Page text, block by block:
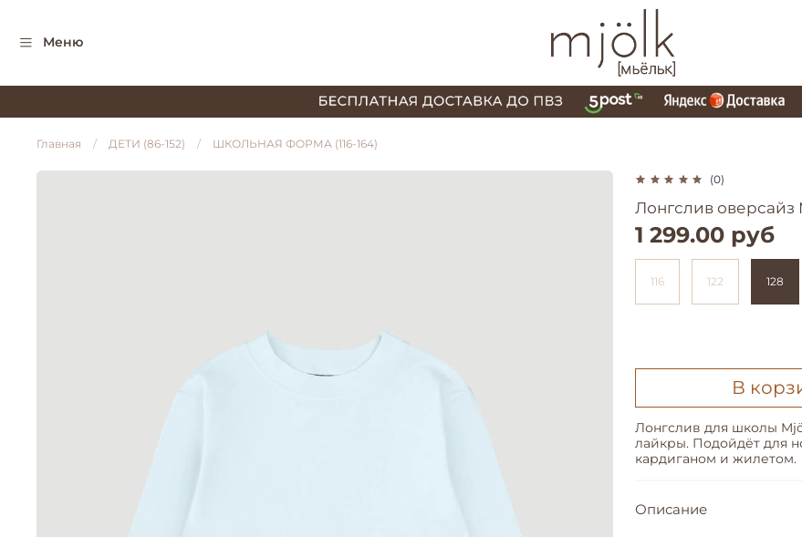
Меню
Главная ДЕТИ (86-152) ШКОЛЬНАЯ ФОРМА (116-164)
(0)
Лонгслив оверсайз
1 299.00 руб
В
116 122 128
Лонгслив для школы
лайкры. Подойдёт для
кардиганом и жилетом.
Описание